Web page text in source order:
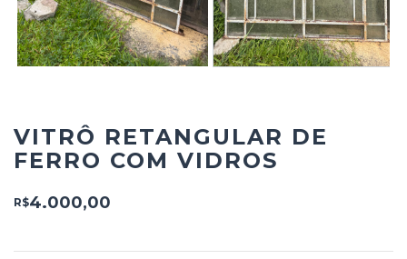
VITRÔ RETANGULAR DE
FERRO COM VIDROS
R$4.000,00